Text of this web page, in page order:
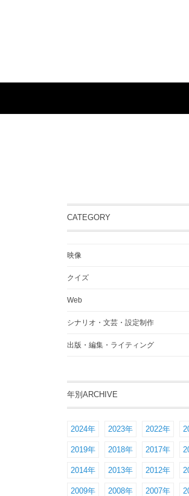
CATEGORY
映像
クイズ
Web
シナリオ・文芸・設定制作
出版・編集・ライティング
年別ARCHIVE
2024年 2023年 2022年
2019年 2018年 2017年
2014年 2013年 2012年
2009年 2008年 2007年